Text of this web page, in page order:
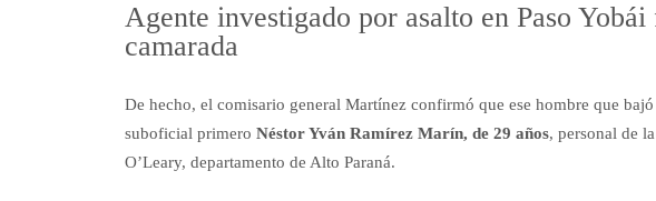
Agente investigado por asalto en Paso
camarada
De hecho, el comisario general Martínez confirmó que ese hombre que
suboficial primero Néstor Yván Ramírez Marín, de 29 años, personal de
O’Leary, departamento de Alto Paraná.